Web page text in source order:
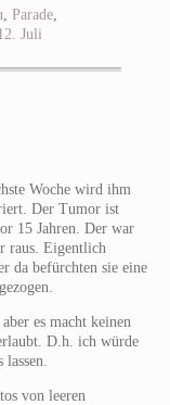
Parade,
Juli
Woche wird ihm
Der Tumor ist
15 Jahren. Der war
raus. Eigentlich
da befürchten sie eine
es macht keinen
D.h. ich würde
von leeren